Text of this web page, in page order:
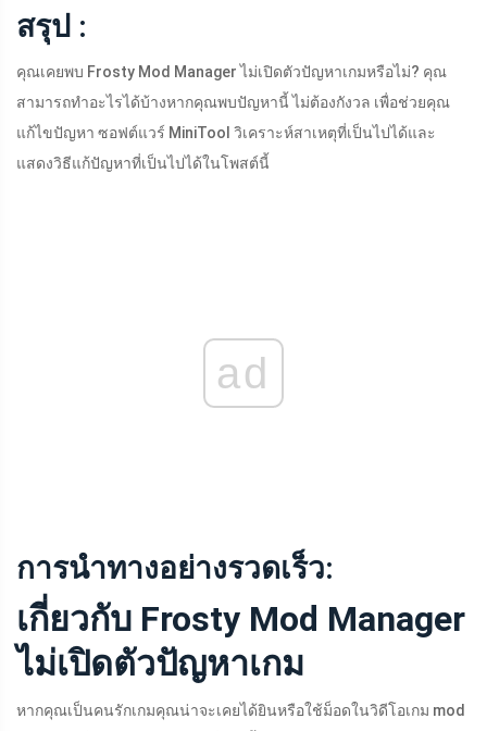
สรุป :
คุณเคยพบ Frosty Mod Manager ไม่เปิดตัวปัญหาเกมหรือไม่? คุณ
สามารถทำอะไรได้บ้างหากคุณพบปัญหานี้ ไม่ต้องกังวล เพื่อช่วยคุณ
แก้ไขปัญหา ซอฟต์แวร์ MiniTool วิเคราะห์สาเหตุที่เป็นไปได้และ
แสดงวิธีแก้ปัญหาที่เป็นไปได้ในโพสต์นี้
ad
การนำทางอย่างรวดเร็ว:
เกี่ยวกับ Frosty Mod Manager
ไม่เปิดตัวปัญหาเกม
หากคุณเป็นคนรักเกมคุณน่าจะเคยได้ยินหรือใช้ม็อดในวิดีโอเกม mod